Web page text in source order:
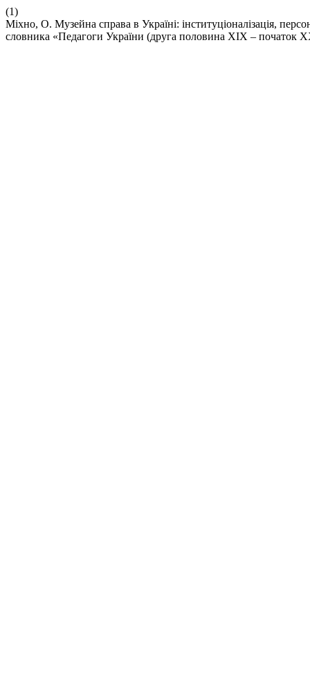
(1)
Міхно, О. Музейна справа в Україні: інституціоналізація,
словника «Педагоги України (друга половина ХІХ – початок